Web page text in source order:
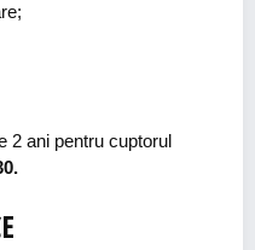
2 ani pentru cuptorul